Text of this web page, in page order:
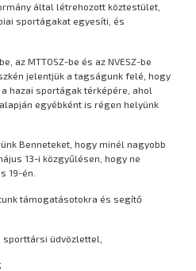
által létrehozott köztestület,
sportágakat egyesíti, és
az MTTOSZ-be és az NVESZ-be
jelentjük a tagságunk felé, hogy
hazai sportágak térképére, ahol
egyébként is régen helyünk
Benneteket, hogy minél nagyobb
13-i közgyűlésen, hogy ne
19-én.
támogatásotokra és segítő
sporttársi üdvözlettel,